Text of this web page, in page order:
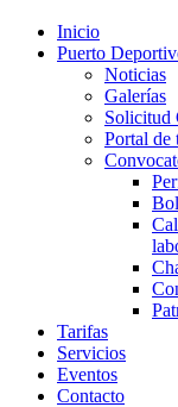
Inicio
Puerto
Noticias
Galerías
Solicitud
Portal de
Tarifas
Servicios
Eventos
Contacto